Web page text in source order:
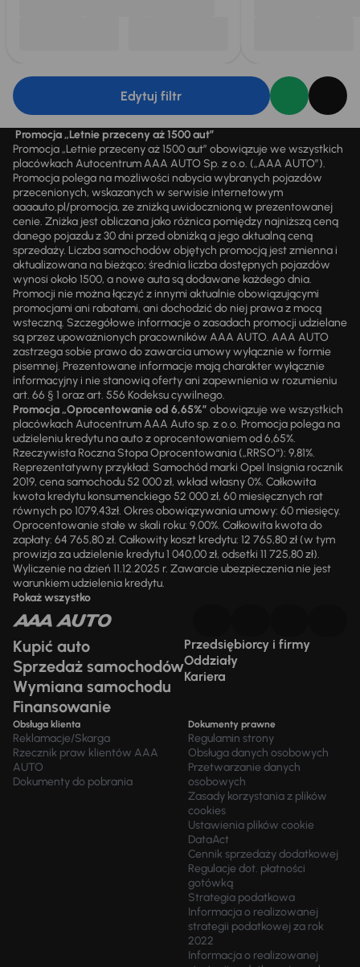
Edytuj filtr
Promocja „Letnie przeceny aż 1500 aut”
Promocja „Letnie przeceny aż 1500 aut” obowiązuje we wszystkich
placówkach Autocentrum AAA AUTO Sp. z o.o. („AAA AUTO”).
Promocja polega na możliwości nabycia wybranych pojazdów
przecenionych, wskazanych w serwisie internetowym
aaaauto.pl/promocja, ze zniżką uwidocznioną w prezentowanej
cenie. Zniżka jest obliczana jako różnica pomiędzy najniższą ceną
danego pojazdu z 30 dni przed obniżką a jego aktualną ceną
sprzedaży. Liczba samochodów objętych promocją jest zmienna i
aktualizowana na bieżąco; średnia liczba dostępnych pojazdów
wynosi około 1500, a nowe auta są dodawane każdego dnia.
Promocji nie można łączyć z innymi aktualnie obowiązującymi
promocjami ani rabatami, ani dochodzić do niej prawa z mocą
wsteczną. Szczegółowe informacje o zasadach promocji udzielane
są przez upoważnionych pracowników AAA AUTO. AAA AUTO
zastrzega sobie prawo do zawarcia umowy wyłącznie w formie
pisemnej. Prezentowane informacje mają charakter wyłącznie
informacyjny i nie stanowią oferty ani zapewnienia w rozumieniu
art. 66 § 1 oraz art. 556 Kodeksu cywilnego.
Promocja „Oprocentowanie od 6,65%” obowiązuje we wszystkich
placówkach Autocentrum AAA Auto sp. z o.o. Promocja polega na
udzieleniu kredytu na auto z oprocentowaniem od 6,65%.
Rzeczywista Roczna Stopa Oprocentowania („RRSO“): 9,81%.
Reprezentatywny przykład: Samochód marki Opel Insignia rocznik
2019, cena samochodu 52 000 zł, wkład własny 0%. Całkowita
kwota kredytu konsumenckiego 52 000 zł, 60 miesięcznych rat
równych po 1079,43zł. Okres obowiązywania umowy: 60 miesięcy.
Oprocentowanie stałe w skali roku: 9,00%. Całkowita kwota do
zapłaty: 64 765,80 zł. Całkowity koszt kredytu: 12 765,80 zł (w tym
prowizja za udzielenie kredytu 1 040,00 zł, odsetki 11 725,80 zł).
Wyliczenie na dzień 11.12.2025 r. Zawarcie ubezpieczenia nie jest
warunkiem udzielenia kredytu.
Pokaż wszystko
Kupić auto
Sprzedaż samochodów
Wymiana samochodu
Finansowanie
Przedsiębiorcy i firmy
Oddziały
Kariera
Obsługa klienta
Reklamacje/Skarga
Rzecznik praw klientów AAA
AUTO
Dokumenty do pobrania
Dokumenty prawne
Regulamin strony
Obsługa danych osobowych
Przetwarzanie danych
osobowych
Zasady korzystania z plików
cookies
Ustawienia plików cookie
DataAct
Cennik sprzedaży dodatkowej
Regulacje dot. płatności
gotówką
Strategia podatkowa
Informacja o realizowanej
strategii podatkowej za rok
2022
Informacja o realizowanej